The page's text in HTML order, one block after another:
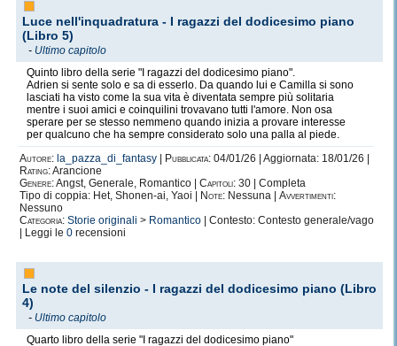
Luce nell'inquadratura - I ragazzi del dodicesimo piano
(Libro 5)
- Ultimo capitolo
Quinto libro della serie "I ragazzi del dodicesimo piano".
Adrien si sente solo e sa di esserlo. Da quando lui e Camilla si sono
lasciati ha visto come la sua vita è diventata sempre più solitaria
mentre i suoi amici e coinquilini trovavano tutti l'amore. Non osa
sperare per se stesso nemmeno quando inizia a provare interesse
per qualcuno che ha sempre considerato solo una palla al piede.
Autore: la_pazza_di_fantasy Pubblicata: 04/01/26 | Aggiornata: 18/01/26 |
Rating:Arancione
Genere:Angst, Generale, Romantico | Capitoli: 30 | Completa
Tipo di coppia: Het, Shonen-ai, Yaoi |
Note: Nessuna | Avvertimenti:
Nessuno
Categoria: Storie originali > Romantico | Contesto: Contesto generale/vago
| Leggi le 0 recensioni
Le note del silenzio - I ragazzi del dodicesimo piano (Libro
4)
- Ultimo capitolo
Quarto libro della serie "I ragazzi del dodicesimo piano"